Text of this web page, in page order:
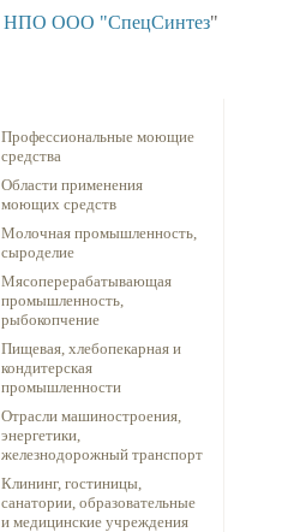
НПО ООО "СпецСинтез"
Профессиональные моющие
средства
Области применения
моющих средств
Молочная промышленность,
сыроделие
Мясоперерабатывающая
промышленность,
рыбокопчение
Пищевая, хлебопекарная и
кондитерская
промышленности
Отрасли машиностроения,
энергетики,
железнодорожный транспорт
Клининг, гостиницы,
санатории, образовательные
и медицинские учреждения